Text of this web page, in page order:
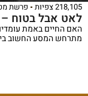
218,105 צפיות פרשת
לאט אבל בטוח
האם החיים באמת
מתרחש המסע החשוב